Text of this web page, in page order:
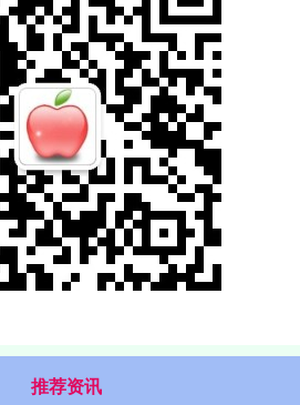
推荐资讯